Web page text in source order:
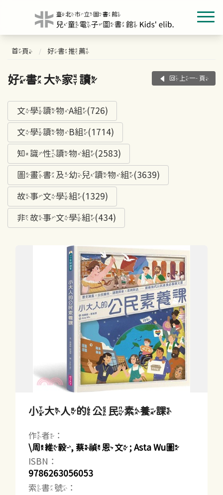
首頁 好書推薦
好書大家讀 回上一頁
文學讀物A組(726)
文學讀物B組(1714)
知識性讀物組(2583)
圖畫書及幼兒讀物組(3639)
故事文學組(1329)
非故事文學組(434)
小大人的公民素養課
作者：
\周維毅, 蔡禎恩文 ; Asta Wu圖
ISBN：
9786263056053
索書號：